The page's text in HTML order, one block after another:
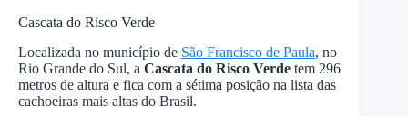
Cascata do Risco Verde
Localizada no município de São Francisco de Paula, no
Rio Grande do Sul, a Cascata do Risco Verde tem 296
metros de altura e fica com a sétima posição na lista das
cachoeiras mais altas do Brasil.